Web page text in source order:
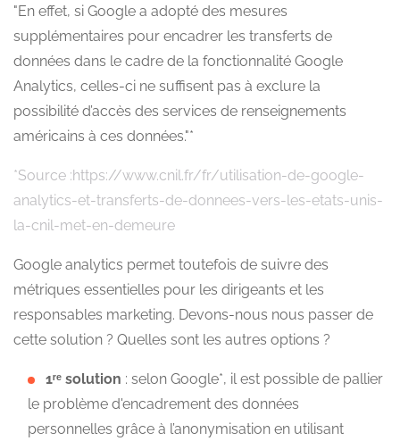
"En effet, si Google a adopté des mesures
supplémentaires pour encadrer les transferts de
données dans le cadre de la fonctionnalité Google
Analytics, celles-ci ne suffisent pas à exclure la
possibilité d’accès des services de renseignements
américains à ces données."*
*Source :https://www.cnil.fr/fr/utilisation-de-google-
analytics-et-transferts-de-donnees-vers-les-etats-unis-
la-cnil-met-en-demeure
Google analytics permet toutefois de suivre des
métriques essentielles pour les dirigeants et les
responsables marketing. Devons-nous nous passer de
cette solution ? Quelles sont les autres options ?
1ʳᵉ solution : selon Google*, il est possible de pallier
le problème d'encadrement des données
personnelles grâce à l’anonymisation en utilisant